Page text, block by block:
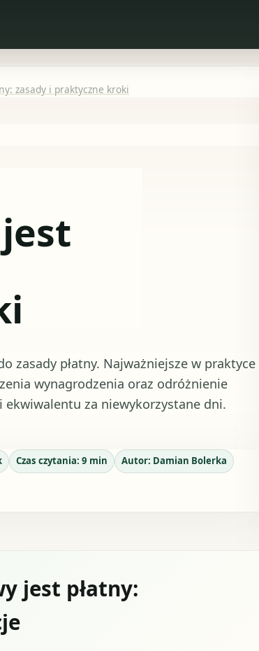
zasady i praktyczne kroki
zasady płatny. Najważniejsze w praktyce
wynagrodzenia oraz odróżnienie
za niewykorzystane dni.
Czas czytania: 9 min Autor: Damian Bolerka
jest płatny: